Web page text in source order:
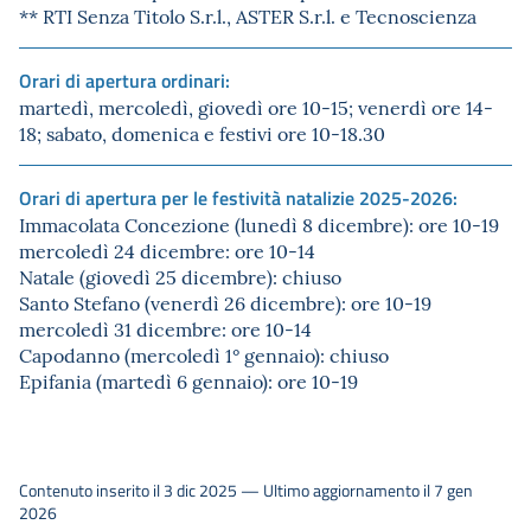
** RTI Senza Titolo S.r.l., ASTER S.r.l. e Tecnoscienza
Orari di apertura ordinari:
martedì, mercoledì, giovedì ore 10-15; venerdì ore 14-
18; sabato, domenica e festivi ore 10-18.30
Orari di apertura per le festività natalizie 2025-2026:
Immacolata Concezione (lunedì 8 dicembre): ore 10-19
mercoledì 24 dicembre: ore 10-14
Natale (giovedì 25 dicembre): chiuso
Santo Stefano (venerdì 26 dicembre): ore 10-19
mercoledì 31 dicembre: ore 10-14
Capodanno (mercoledì 1° gennaio): chiuso
Epifania (martedì 6 gennaio): ore 10-19
Contenuto inserito il 3 dic 2025 — Ultimo aggiornamento il 7 gen
2026